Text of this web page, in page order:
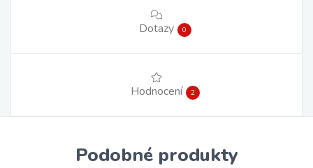
Dotazy 0
Hodnocení 2
Podobné produkty